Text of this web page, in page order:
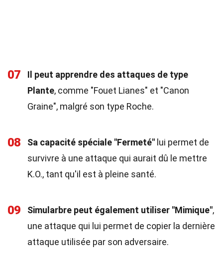
07
Il peut apprendre des attaques de type
Plante, comme "Fouet Lianes" et "Canon
Graine", malgré son type Roche.
08 Sa capacité spéciale "Fermeté" lui permet de
survivre à une attaque qui aurait dû le mettre
K.O., tant qu'il est à pleine santé.
09 Simularbre peut également utiliser "Mimique",
une attaque qui lui permet de copier la dernière
attaque utilisée par son adversaire.